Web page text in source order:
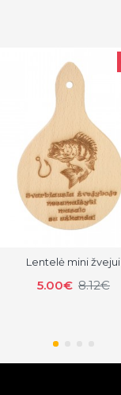
Lentelė mini žvejui
5.00€ 8.12€